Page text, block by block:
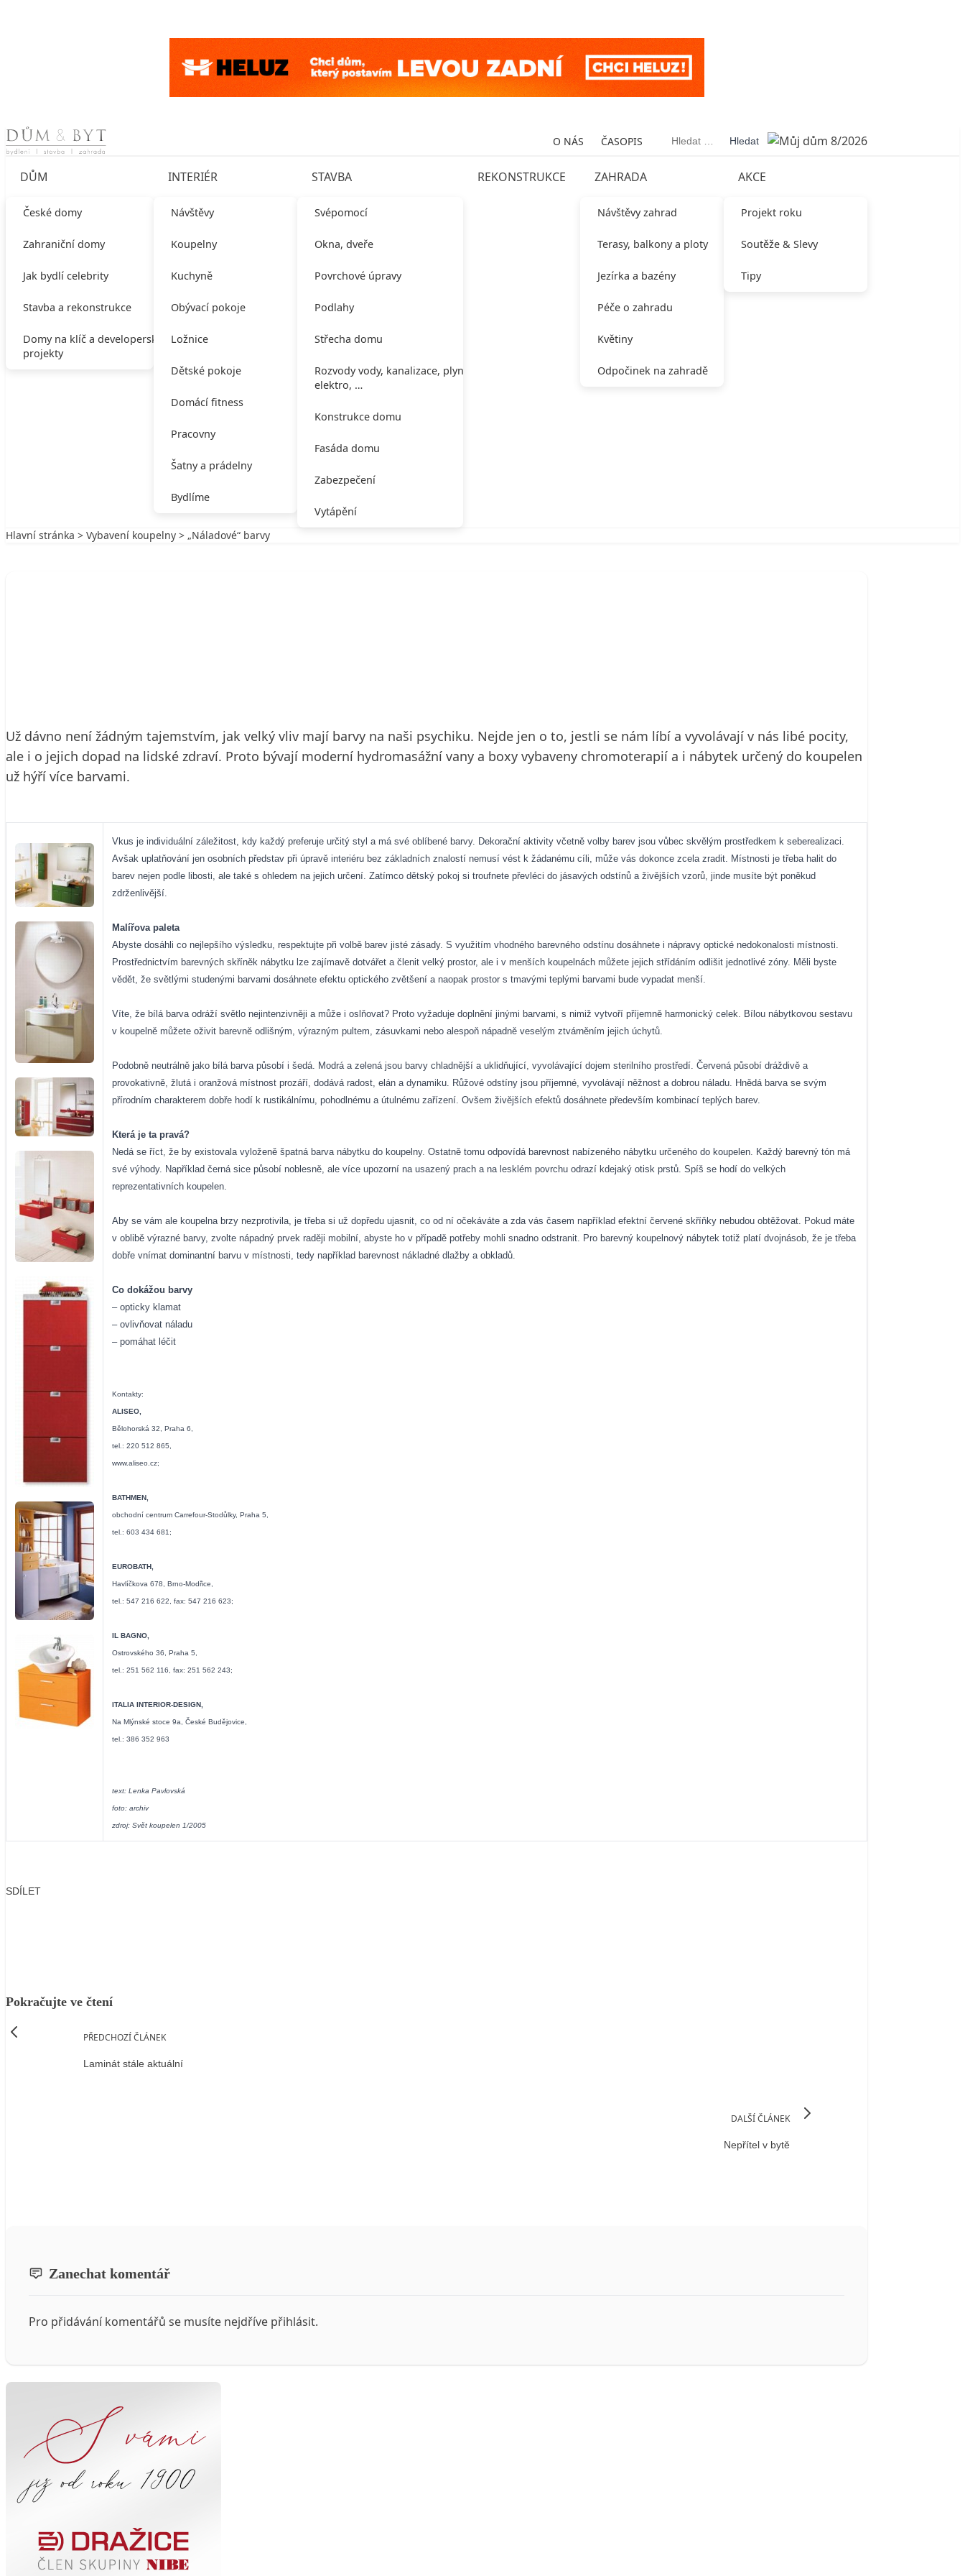
Skip to content O NÁS ČASOPIS Vyhledávání
DŮM
České domy
Zahraniční domy
Jak bydlí celebrity
Stavba a rekonstrukce
Domy na klíč a developerské
projekty
INTERIÉR
Návštěvy
Koupelny
Kuchyně
Obývací pokoje
Ložnice
Dětské pokoje
Domácí fitness
Pracovny
Šatny a prádelny
Bydlíme
STAVBA
Svépomocí
Okna, dveře
Povrchové úpravy
Podlahy
Střecha domu
Rozvody vody, kanalizace, plynu,
elektro, …
Konstrukce domu
Fasáda domu
Zabezpečení
Vytápění
REKONSTRUKCE ZAHRADA
Návštěvy zahrad
Terasy, balkony a ploty
Jezírka a bazény
Péče o zahradu
Květiny
Odpočinek na zahradě
AKCE
Projekt roku
Soutěže & Slevy
Tipy
Hlavní stránka > Vybavení koupelny > „Náladové“ barvy
Už dávno není žádným tajemstvím, jak velký vliv mají barvy na naši psychiku. Nejde jen o to, jestli se nám líbí a vyvolávají v nás libé pocity,
ale i o jejich dopad na lidské zdraví. Proto bývají moderní hydromasážní vany a boxy vybaveny chromoterapií a i nábytek určený do koupelen
už hýří více barvami.
Vkus je individuální záležitost, kdy každý preferuje určitý styl a má své oblíbené barvy. Dekorační aktivity včetně volby barev jsou vůbec skvělým prostředkem k seberealizaci.
Avšak uplatňování jen osobních představ při úpravě interiéru bez základních znalostí nemusí vést k žádanému cíli, může vás dokonce zcela zradit. Místnosti je třeba halit do
barev nejen podle libosti, ale také s ohledem na jejich určení. Zatímco dětský pokoj si troufnete převléci do jásavých odstínů a živějších vzorů, jinde musíte být poněkud
zdrženlivější.
Malířova paleta
Abyste dosáhli co nejlepšího výsledku, respektujte při volbě barev jisté zásady. S využitím vhodného barevného odstínu dosáhnete i nápravy optické nedokonalosti místnosti.
Prostřednictvím barevných skříněk nábytku lze zajímavě dotvářet a členit velký prostor, ale i v menších koupelnách můžete jejich střídáním odlišit jednotlivé zóny. Měli byste
vědět, že světlými studenými barvami dosáhnete efektu optického zvětšení a naopak prostor s tmavými teplými barvami bude vypadat menší.
Víte, že bílá barva odráží světlo nejintenzivněji a může i oslňovat? Proto vyžaduje doplnění jinými barvami, s nimiž vytvoří příjemně harmonický celek. Bílou nábytkovou sestavu
v koupelně můžete oživit barevně odlišným, výrazným pultem, zásuvkami nebo alespoň nápadně veselým ztvárněním jejich úchytů.
Podobně neutrálně jako bílá barva působí i šedá. Modrá a zelená jsou barvy chladnější a uklidňující, vyvolávající dojem sterilního prostředí. Červená působí dráždivě a
provokativně, žlutá i oranžová místnost prozáří, dodává radost, elán a dynamiku. Růžové odstíny jsou příjemné, vyvolávají něžnost a dobrou náladu. Hnědá barva se svým
přírodním charakterem dobře hodí k rustikálnímu, pohodlnému a útulnému zařízení. Ovšem živějších efektů dosáhnete především kombinací teplých barev.
Která je ta pravá?
Nedá se říct, že by existovala vyloženě špatná barva nábytku do koupelny. Ostatně tomu odpovídá barevnost nabízeného nábytku určeného do koupelen. Každý barevný tón má
své výhody. Například černá sice působí noblesně, ale více upozorní na usazený prach a na lesklém povrchu odrazí kdejaký otisk prstů. Spíš se hodí do velkých
reprezentativních koupelen.
Aby se vám ale koupelna brzy nezprotivila, je třeba si už dopředu ujasnit, co od ní očekáváte a zda vás časem například efektní červené skříňky nebudou obtěžovat. Pokud máte
v oblibě výrazné barvy, zvolte nápadný prvek raději mobilní, abyste ho v případě potřeby mohli snadno odstranit. Pro barevný koupelnový nábytek totiž platí dvojnásob, že je třeba
dobře vnímat dominantní barvu v místnosti, tedy například barevnost nákladné dlažby a obkladů.
Co dokážou barvy
– opticky klamat
– ovlivňovat náladu
– pomáhat léčit
Kontakty:
ALISEO,
Bělohorská 32, Praha 6,
tel.: 220 512 865,
www.aliseo.cz;
BATHMEN,
obchodní centrum Carrefour-Stodůlky, Praha 5,
tel.: 603 434 681;
EUROBATH,
Havlíčkova 678, Brno-Modřice,
tel.: 547 216 622, fax: 547 216 623;
IL BAGNO,
Ostrovského 36, Praha 5,
tel.: 251 562 116, fax: 251 562 243;
ITALIA INTERIOR-DESIGN,
Na Mlýnské stoce 9a, České Budějovice,
tel.: 386 352 963
text: Lenka Pavlovská
foto: archiv
zdroj: Svět koupelen 1/2005
SDÍLET
Pokračujte ve čtení
PŘEDCHOZÍ ČLÁNEK
Laminát stále aktuální
DALŠÍ ČLÁNEK
Nepřítel v bytě
Zanechat komentář
Pro přidávání komentářů se musíte nejdříve přihlásit.